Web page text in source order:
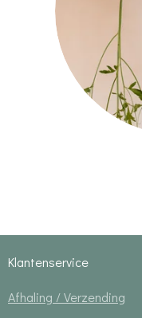
Klantenservice
Afhaling / Verzending